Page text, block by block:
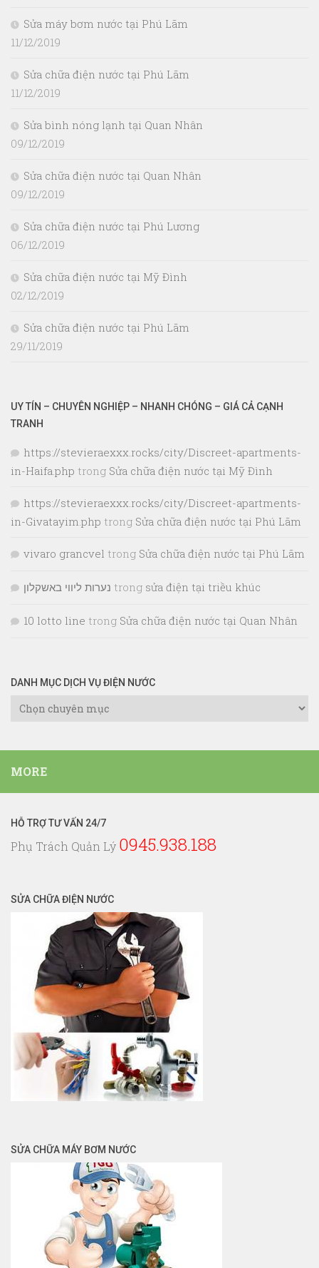
Sửa máy bơm nước tại Phú Lãm
11/12/2019
Sửa chữa điện nước tại Phú Lãm
11/12/2019
Sửa bình nóng lạnh tại Quan Nhân
09/12/2019
Sửa chữa điện nước tại Quan Nhân
09/12/2019
Sửa chữa điện nước tại Phú Lương
06/12/2019
Sửa chữa điện nước tại Mỹ Đình
02/12/2019
Sửa chữa điện nước tại Phú Lãm
29/11/2019
UY TÍN – CHUYÊN NGHIỆP – NHANH CHÓNG – GIÁ CẢ CẠNH
TRANH
https://stevieraexxx.rocks/city/Discreet-apartments-
in-Haifa.php trong Sửa chữa điện nước tại Mỹ Đình
https://stevieraexxx.rocks/city/Discreet-apartments-
in-Givatayim.php trong Sửa chữa điện nước tại Phú Lãm
vivaro grancvel trong Sửa chữa điện nước tại Phú Lãm
נערות ליווי באשקלון trong sửa điện tại triều khúc
10 lotto line trong Sửa chữa điện nước tại Quan Nhân
DANH MỤC DỊCH VỤ ĐIỆN NƯỚC
Danh
Vụ
Điện
MORE
HỖ TRỢ TƯ VẤN 24/7
Phụ Trách Quản Lý 0945.938.188
SỬA CHỮA ĐIỆN NƯỚC
SỬA CHỮA MÁY BƠM NƯỚC